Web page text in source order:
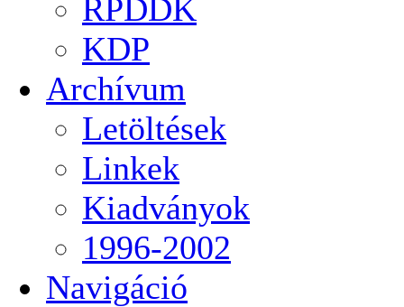
RPDDK
KDP
Archívum
Letöltések
Linkek
Kiadványok
1996-2002
Navigáció